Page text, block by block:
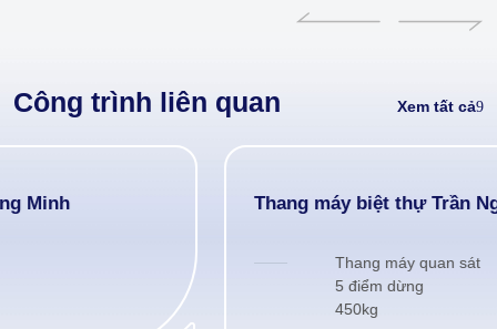
Công trình liên quan Xem tất cả
Thang máy biệt thự Trần Ngọc Anh
5 điểm dừng
450kg